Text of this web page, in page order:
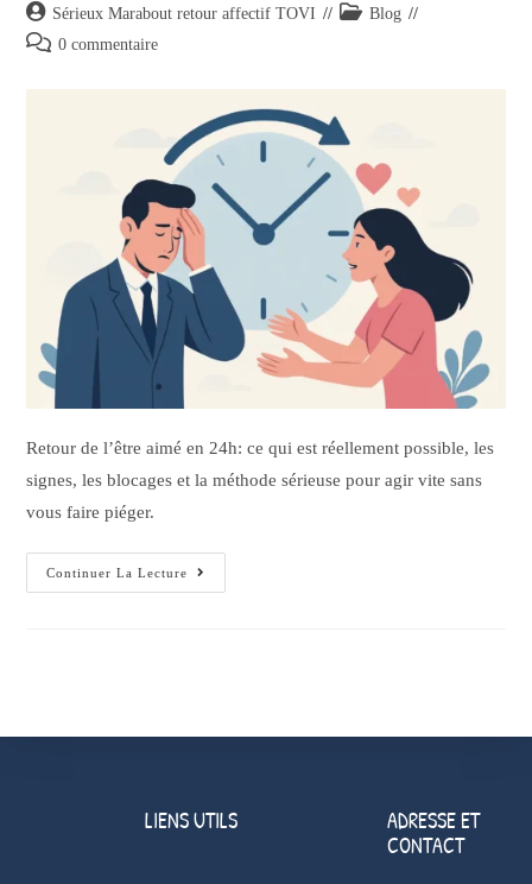
Sérieux Marabout retour affectif TOVI
Blog
0 commentaire
Retour de l’être aimé en 24h: ce qui est réellement possible, les
signes, les blocages et la méthode sérieuse pour agir vite sans
vous faire piéger.
Continuer La Lecture
LIENS UTILS
ADRESSE ET
CONTACT